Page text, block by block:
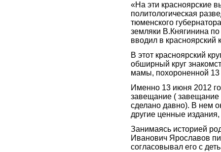
«На эти красноярские
политологическая
тюменского
земляки В.Княгинина
вводил в красноярский
В этот красноярский
обширный круг
мамы, похороненной 13
Именно 13 июня 2012
завещание ( завещание
сделано давно). В нем
другие ценные
Занимаясь историей
Иванович Ярославов
согласовывал его с